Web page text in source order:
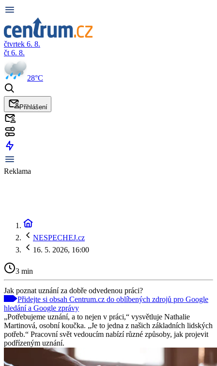
čtvrtek 6. 8.
čt 6. 8.
28°C
Přihlášení
Reklama
NESPECHEJ.cz
16. 5. 2026, 16:00
3 min
Jak poznat uznání za dobře odvedenou práci?
Přidejte si obsah Centrum.cz do oblíbených zdrojů pro Google
hledání a Google zprávy
„Potřebujeme uznání, a to nejen v práci,“ vysvětluje Nathalie
Martinová, osobní koučka. „Je to jedna z našich základních lidských
potřeb.“ Pracovní svět vedoucím nabízí různé způsoby, jak projevit
podřízeným uznání.